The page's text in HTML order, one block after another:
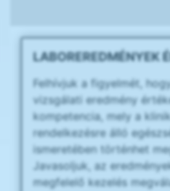
LABOREREDMÉNYEK
Felhívjuk a figyelmét,
vizsgálati eredmény
kompetencia, mely a
rendelkezésre álló
ismeretében történhet
Javasoljuk, az
megfelelő kezelés